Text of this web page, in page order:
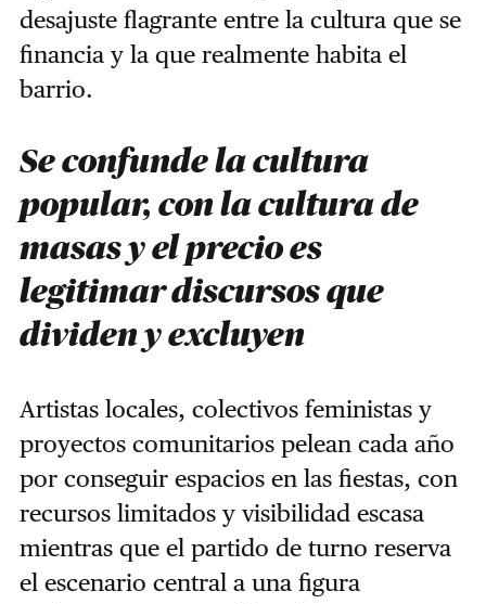
desajuste flagrante entre la cultura que se
financia y la que realmente habita el
barrio.
Se confunde la cultura
popular, con la cultura de
masas y el precio es
legitimar discursos que
dividen y excluyen
Artistas locales, colectivos feministas y
proyectos comunitarios pelean cada año
por conseguir espacios en las fiestas, con
recursos limitados y visibilidad escasa
mientras que el partido de turno reserva
el escenario central a una figura